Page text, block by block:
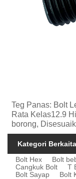
Teg Panas: Bolt
Rata Kelas12.9
borong,
Kategori
Bolt Hex
Bolt
Cangkuk Bolt
T
Bolt Sayap
Bolt